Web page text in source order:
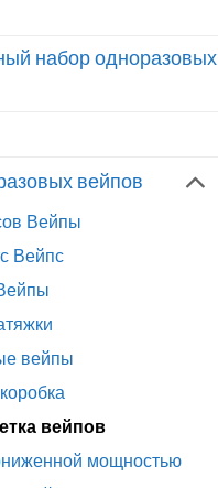
набор одноразовых
вейпов
Вейпы
Вейпс
вейпы
вейпов
мощностью